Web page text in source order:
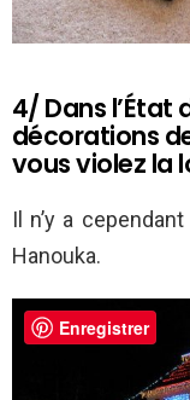
4/ Dans l’État
décorations
vous violez la
Il n’y a
Hanouka.
Enregistrer